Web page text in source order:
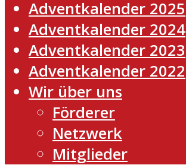
Adventkalender 2025
Adventkalender 2024
Adventkalender 2023
Adventkalender 2022
Wir über uns
Förderer
Netzwerk
Mitglieder